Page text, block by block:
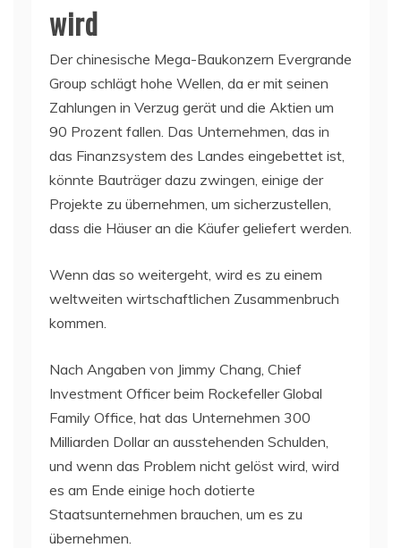
wird
Der chinesische Mega-Baukonzern Evergrande
Group schlägt hohe Wellen, da er mit seinen
Zahlungen in Verzug gerät und die Aktien um
90 Prozent fallen. Das Unternehmen, das in
das Finanzsystem des Landes eingebettet ist,
könnte Bauträger dazu zwingen, einige der
Projekte zu übernehmen, um sicherzustellen,
dass die Häuser an die Käufer geliefert werden.
Wenn das so weitergeht, wird es zu einem
weltweiten wirtschaftlichen Zusammenbruch
kommen.
Nach Angaben von Jimmy Chang, Chief
Investment Officer beim Rockefeller Global
Family Office, hat das Unternehmen 300
Milliarden Dollar an ausstehenden Schulden,
und wenn das Problem nicht gelöst wird, wird
es am Ende einige hoch dotierte
Staatsunternehmen brauchen, um es zu
übernehmen.